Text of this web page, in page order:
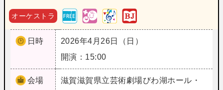
オーケストラ
日時
2026年4月26日（日）
開演：15:00
会場 滋賀滋賀県立芸術劇場びわ湖ホール・